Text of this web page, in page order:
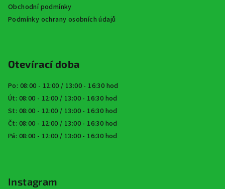
Obchodní podmínky
Podmínky ochrany osobních údajů
Otevírací doba
Po: 08:00 - 12:00 / 13:00 - 16:30 hod
Út: 08:00 - 12:00 / 13:00 - 16:30 hod
St: 08:00 - 12:00 / 13:00 - 16:30 hod
Čt: 08:00 - 12:00 / 13:00 - 16:30 hod
Pá: 08:00 - 12:00 / 13:00 - 16:30 hod
Instagram